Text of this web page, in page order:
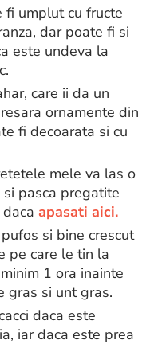
fi umplut cu fructe
dar poate fi si
este undeva la
care ii da un
ornamente din
fi decoarata si cu
mele va las o
pasca pregatite
apasati aici.
si bine crescut
pe care le tin la
1 ora inainte
gras si unt gras.
daca este
iar daca este prea